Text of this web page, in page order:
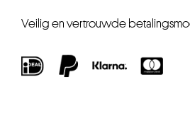
Veilig en vertrouwde